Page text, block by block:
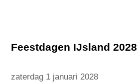
Feestdagen IJsland 2028
zaterdag 1 januari 2028